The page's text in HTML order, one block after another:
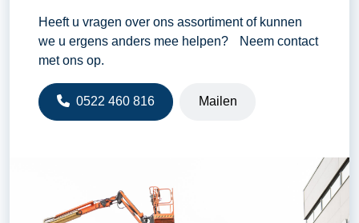
Heeft u vragen over ons assortiment of kunnen
we u ergens anders mee helpen? Neem contact
met ons op.
0522 460 816 Mailen